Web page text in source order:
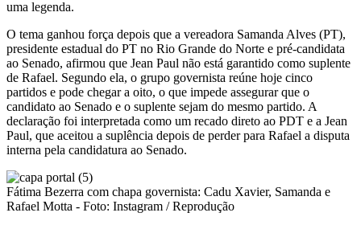
uma legenda.
O tema ganhou força depois que a vereadora Samanda Alves (PT),
presidente estadual do PT no Rio Grande do Norte e pré-candidata
ao Senado, afirmou que Jean Paul não está garantido como suplente
de Rafael. Segundo ela, o grupo governista reúne hoje cinco
partidos e pode chegar a oito, o que impede assegurar que o
candidato ao Senado e o suplente sejam do mesmo partido. A
declaração foi interpretada como um recado direto ao PDT e a Jean
Paul, que aceitou a suplência depois de perder para Rafael a disputa
interna pela candidatura ao Senado.
Fátima Bezerra com chapa governista: Cadu Xavier, Samanda e
Rafael Motta - Foto: Instagram / Reprodução